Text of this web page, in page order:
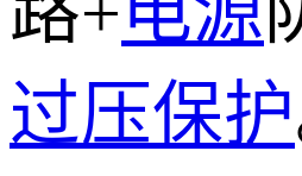
过压保护